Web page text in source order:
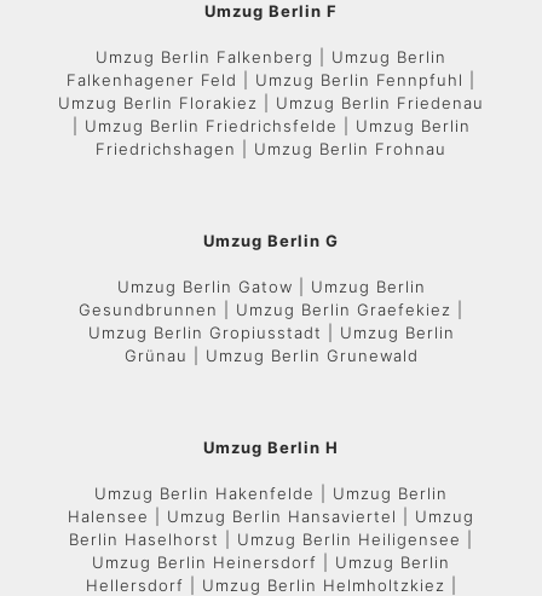
Umzug Berlin F
Umzug Berlin Falkenberg | Umzug Berlin
Falkenhagener Feld | Umzug Berlin Fennpfuhl |
Umzug Berlin Florakiez | Umzug Berlin Friedenau
| Umzug Berlin Friedrichsfelde | Umzug Berlin
Friedrichshagen | Umzug Berlin Frohnau
Umzug Berlin G
Umzug Berlin Gatow | Umzug Berlin
Gesundbrunnen | Umzug Berlin Graefekiez |
Umzug Berlin Gropiusstadt | Umzug Berlin
Grünau | Umzug Berlin Grunewald
Umzug Berlin H
Umzug Berlin Hakenfelde | Umzug Berlin
Halensee | Umzug Berlin Hansaviertel | Umzug
Berlin Haselhorst | Umzug Berlin Heiligensee |
Umzug Berlin Heinersdorf | Umzug Berlin
Hellersdorf | Umzug Berlin Helmholtzkiez |